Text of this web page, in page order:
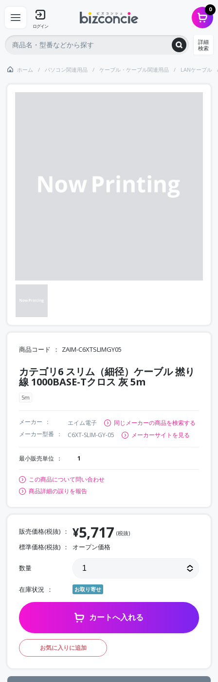
ログイン
0
詳細
検索
ホーム パソコン関連用品 ケーブル・ケーブル関連用品 LANケーブル
商品コード ZAIM-C6XTSLIMGY05
カテゴリ6 スリム（細径）ケーブル 撚り
線 1000BASE-Tクロス 灰 5m
5m
メーカー エイム電子
同じメーカーの商品を検索する
メーカー型番
C6XT-SLIM-GY-05 メーカーサイトを見る
最小販売単位 1
この商品について問い合わせ
商品詳細の誤りを報告
販売価格(税抜) ¥5,717 (税抜)
標準価格(税抜) オープン価格
数量
在庫状況 お取り寄せ
カートへ入れる
お気に入りに追加